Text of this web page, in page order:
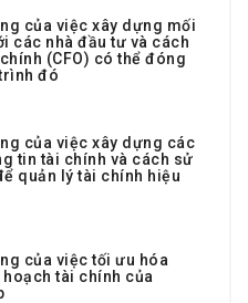
của việc xây dựng mối
các nhà đầu tư và cách
(CFO) có thể đóng
đó
của việc xây dựng các
tin tài chính và cách sử
quản lý tài chính hiệu
của việc tối ưu hóa
tài chính của